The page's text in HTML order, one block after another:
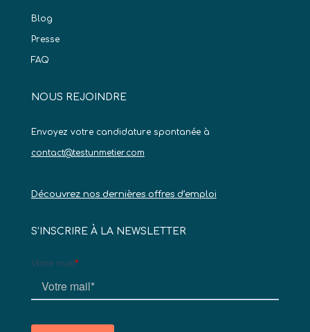
Blog
Presse
FAQ
NOUS REJOINDRE
Envoyez votre candidature spontanée à
contact@testunmetier.com
Découvrez nos dernières offres d’emploi
S’INSCRIRE À LA NEWSLETTER